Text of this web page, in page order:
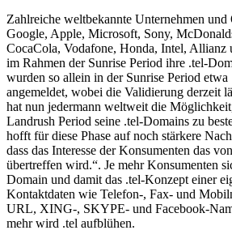
Zahlreiche weltbekannte Unternehmen
Google, Apple, Microsoft, Sony,
CocaCola, Vodafone, Honda, Intel, Allianz
im Rahmen der Sunrise Period ihre .tel-
wurden so allein in der Sunrise Period
angemeldet, wobei die Validierung derzeit
hat nun jedermann weltweit die
Landrush Period seine .tel-Domains zu
hofft für diese Phase auf noch stärkere
dass das Interesse der Konsumenten das
übertreffen wird.“. Je mehr Konsumenten
Domain und damit das .tel-Konzept einer
Kontaktdaten wie Telefon-, Fax- und
URL, XING-, SKYPE- und Facebook-
mehr wird .tel aufblühen.